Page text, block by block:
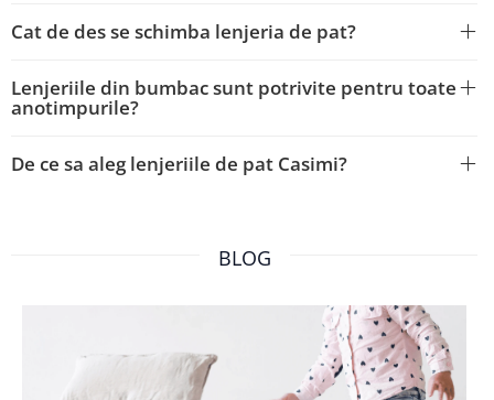
Cat de des se schimba lenjeria de pat?
Lenjeriile din bumbac sunt potrivite pentru toate
anotimpurile?
De ce sa aleg lenjeriile de pat Casimi?
BLOG